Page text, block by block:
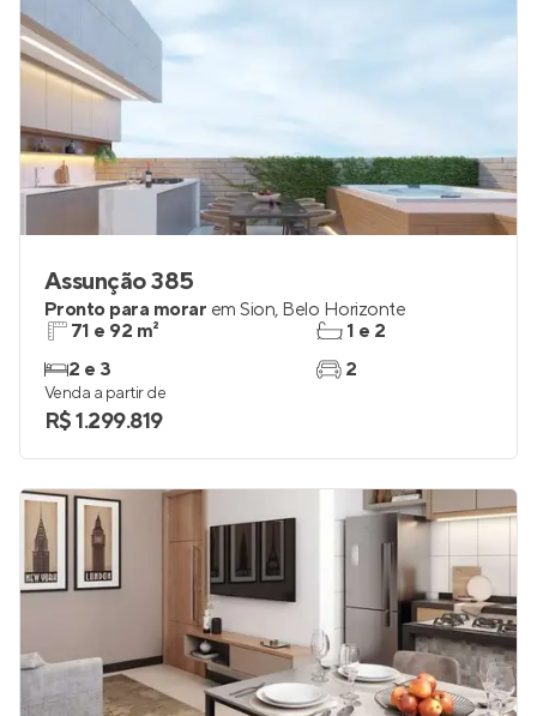
Assunção 385
Pronto para morar em Sion, Belo Horizonte
71 e 92 m²
2 e 3
1 e 2
2
Venda a partir de
R$ 1.299.819